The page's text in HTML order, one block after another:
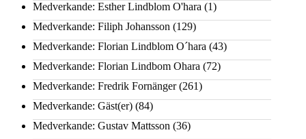
Medverkande: Esther Lindblom O'hara (1)
Medverkande: Filiph Johansson (129)
Medverkande: Florian Lindblom O´hara (43)
Medverkande: Florian Lindbom Ohara (72)
Medverkande: Fredrik Fornänger(261)
Medverkande: Gäst(er) (84)
Medverkande: Gustav Mattsson (36)